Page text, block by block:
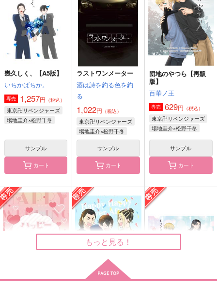
770円（税込）
サンプル
作品詳細
787円 （税込）
サンプル
作品詳細
990円（税込）
獪岳×我妻善逸
サンプル
作品詳細
Keep Dream, Don't D
ie
Heart or Love
944円（税込）
エルヴィン×リヴァイ
サンプル
As soon as man is b
orn he begine to die
!こんにゃく大王
629円（税込）
八乙女楽（オライオン）×七瀬陸（エリン）
サンプル
作品詳細
NEVER DIE
SurferFarm
787 円（税込）
ディミトリ×エーデルガルト
サンプル
幾久しく、【A5版】
いちかばちか。
専売 1,257円 （税込）
東京卍リベンジャーズ
場地圭介×松野千冬
サンプル
カート
ラストワンメーター
酒は詩を釣る色を釣
る
1,022円 （税込）
東京卍リベンジャーズ
場地圭介×松野千冬
サンプル
カート
団地のやつら【再販
版】
百華ノ王
専売 629円 （税込）
東京卍リベンジャーズ
場地圭介×松野千冬
サンプル
カート
もっと見る！